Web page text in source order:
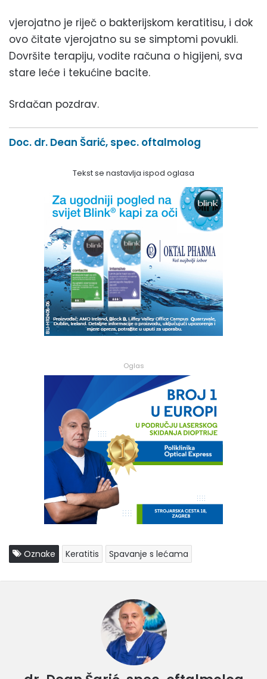
vjerojatno je riječ o bakterijskom keratitisu, i dok
ovo čitate vjerojatno su se simptomi povukli.
Dovršite terapiju, vodite računa o higijeni, sva
stare leće i tekućine bacite.
Srdačan pozdrav.
Doc. dr. Dean Šarić, spec. oftalmolog
Tekst se nastavlja ispod oglasa
Oglas
Oznake Keratitis Spavanje s lećama